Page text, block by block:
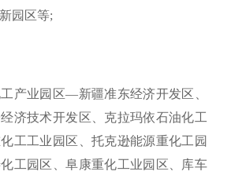
园区等;
产业园区—新疆准东经济开发区、
济技术开发区、克拉玛依石油化工
工工业园区、托克逊能源重化工园
工园区、阜康重化工业园区、库车